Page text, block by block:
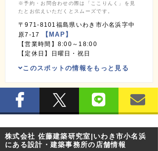
※予約・お問合わせの際は「ここりんく」を見
たとお伝えいただくとスムーズです。
〒971-8101福島県いわき市小名浜字中
原7-17
【MAP】
【営業時間】8:00～18:00
【定休日】日曜日・祝日
このスポットの情報をもっと見る
株式会社 佐藤建築研究室|いわき市小名浜
にある設計・建築事務所の店舗情報